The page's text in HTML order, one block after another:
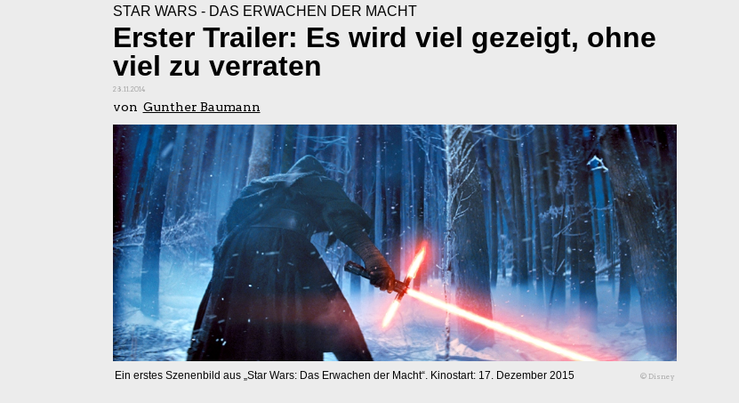
STAR WARS - DAS ERWACHEN DER MACHT
Erster Trailer: Es wird viel gezeigt, ohne
viel zu verraten
28.11.2014
von Gunther Baumann
Ein erstes Szenenbild aus „Star Wars: Das Erwachen der Macht“. Kinostart: 17. Dezember 2015 © Disney